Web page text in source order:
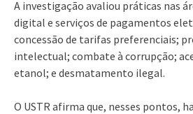
A investigação avaliou práticas nas
digital e serviços de pagamentos
concessão de tarifas preferenciais;
intelectual; combate à corrupção;
etanol; e desmatamento ilegal.
O USTR afirma que, nesses pontos,